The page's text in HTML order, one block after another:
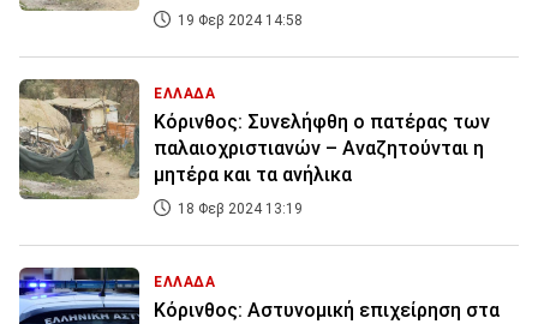
19 Φεβ 2024 14:58
ΕΛΛΑΔΑ
Κόρινθος: Συνελήφθη ο πατέρας των
παλαιοχριστιανών – Αναζητούνται η
μητέρα και τα ανήλικα
18 Φεβ 2024 13:19
ΕΛΛΑΔΑ
Κόρινθος: Αστυνομική επιχείρηση στα